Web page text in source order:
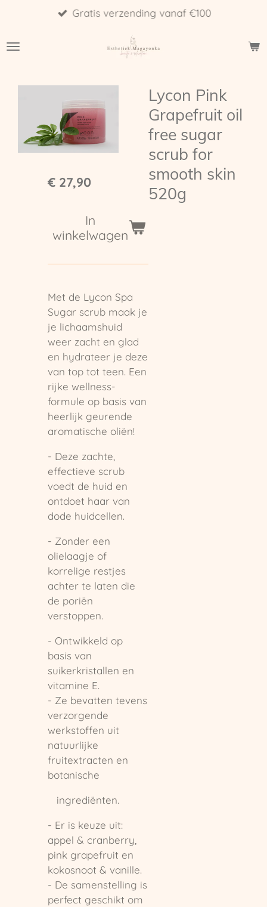
naar
Gratis verzending vanaf €100
Lycon Pink
Grapefruit oil
free sugar
scrub for
smooth skin
520g
€ 27,90
In
winkelwagen
Met de ​Lycon Spa
Sugar scrub maak je
je lichaamshuid
weer zacht en glad
en hydrateer je deze
van top tot teen. Een
rijke wellness-
formule op basis van
heerlijk geurende
aromatische oliën!
- Deze zachte,
effectieve scrub
voedt de huid en
ontdoet haar van
dode huidcellen.
- Zonder een
olielaagje of
korrelige restjes
achter te laten die
de poriën
verstoppen.
- Ontwikkeld op
basis van
suikerkristallen en
vitamine E.
- Ze bevatten tevens
verzorgende
werkstoffen uit
natuurlijke
fruitextracten en
botanische
ingrediënten.
- Er is keuze uit:
appel & cranberry,
pink grapefruit en
kokosnoot & vanille.
- De samenstelling is
perfect geschikt om